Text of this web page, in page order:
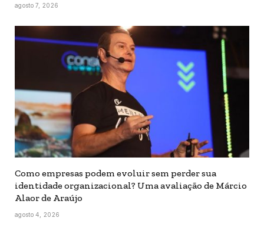
agosto 7, 2026
Como empresas podem evoluir sem perder sua
identidade organizacional? Uma avaliação de Márcio
Alaor de Araújo
agosto 4, 2026